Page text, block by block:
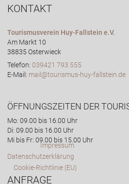
KONTAKT
Tourismusverein Huy-Fallstein e.V.
Am Markt 10
38835 Osterwieck
Telefon: 039421 793 555
E-Mail: mail@tourismus-huy-fallstein.de
ÖFFNUNGSZEITEN DER
Mo: 09.00 bis 16.00 Uhr
Di: 09.00 bis 16.00 Uhr
Mi bis Fr: 09.00 bis 15.00 Uhr
Impressum
Datenschutzerklärung
Cookie-Richtlinie (EU)
ANFRAGE